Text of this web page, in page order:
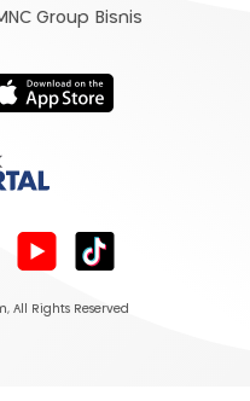
Group Bisnis
, All Rights Reserved